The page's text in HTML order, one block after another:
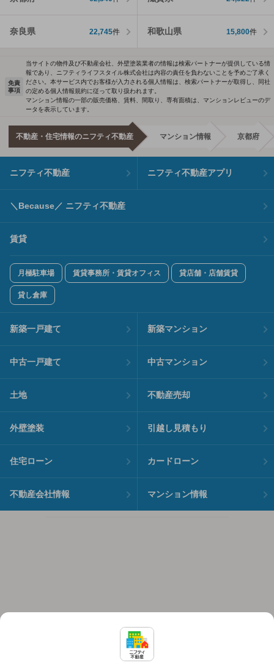
奈良県 22,745件 和歌山県 15,800件
免責
事項
当サイトの物件及び不動産会社、外壁塗装業者の情報は検索パートナーが提供している情
報であり、ニフティライフスタイル株式会社は内容の責任を負わないことを予めご了承く
ださい。本サービス内でお客様が入力される個人情報は、検索パートナーが取得し、同社
の定める個人情報規約に従って取り扱われます。
マンション情報の一部の販売価格、賃料、間取り、専有面積は、マンションレビューのデ
ータを表示しています。
不動産・住宅情報のニフティ不動産 マンション情報 京都府
ニフティ不動産 ニフティ不動産アプリ
＼Because／ ニフティ不動産
賃貸
月極駐車場 賃貸事務所・賃貸オフィス 貸店舗・店舗賃貸
貸し倉庫
新築一戸建て 新築マンション
中古一戸建て 中古マンション
土地 不動産売却
外壁塗装 引越し見積もり
住宅ローン カードローン
不動産会社情報 マンション情報